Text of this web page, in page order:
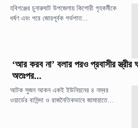
হবিগঞ্জের চুনারুঘাট উপজেলায় কিশোরী গৃহকর্মীকে
ধর্ষণ এবং পরে জোরপূর্বক গর্ভপাত...
‘আর করব না’ বলার পরও প্রবাসীর স্ত্রীর
অতঃপর...
আটক সুজন আকন একই ইউনিয়নের ৪ নম্বর
ওয়ার্ডের বাসিন্দা ও রাজনৈতিকভাবে জামায়াতে...